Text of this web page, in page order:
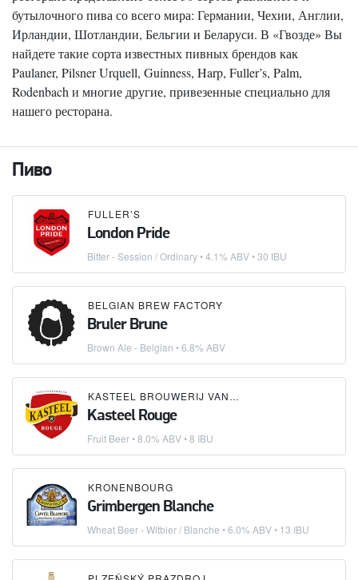
бутылочного пива со всего мира: Германии, Чехии, Англии,
Ирландии, Шотландии, Бельгии и Беларуси. В «Гвозде» Вы
найдете такие сорта известных пивных брендов как
Paulaner, Pilsner Urquell, Guinness, Harp, Fuller’s, Palm,
Rodenbach и многие другие, привезенные специально для
нашего ресторана.
Пиво
FULLER’S
London Pride
Bitter - Session / Ordinary• 4.1% ABV • 30 IBU
BELGIAN BREW FACTORY
Bruler Brune
Brown Ale - Belgian • 6.8% ABV
KASTEEL BROUWERIJ VANHONSEBROUCK
Kasteel Rouge
Fruit Beer• 8.0% ABV • 8 IBU
KRONENBOURG
Grimbergen Blanche
Wheat Beer - Witbier / Blanche • 6.0% ABV • 13 IBU